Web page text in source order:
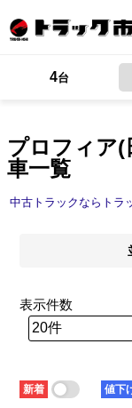
プロフィア(
車一覧
4台
中古トラックならトラ
新着順
走行距離
少ない順
少ない順
表示件数
新着 値下